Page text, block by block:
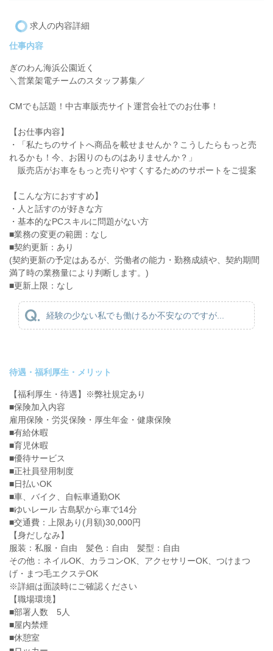
求人の内容詳細
仕事内容
ぎのわん海浜公園近く
＼営業架電チームのスタッフ募集／
CMでも話題！中古車販売サイト運営会社でのお仕事！
【お仕事内容】
・「私たちのサイトへ商品を載せませんか？こうしたらもっと売
れるかも！今、お困りのものはありませんか？」
販売店がお車をもっと売りやすくするためのサポートをご提案
【こんな方におすすめ】
・人と話すのが好きな方
・基本的なPCスキルに問題がない方
■業務の変更の範囲：なし
■契約更新：あり
(契約更新の予定はあるが、労働者の能力・勤務成績や、契約期間
満了時の業務量により判断します。)
■更新上限：なし
経験の少ない私でも働けるか不安なのですが...
待遇・福利厚生・メリット
【福利厚生・待遇】※弊社規定あり
■保険加入内容
雇用保険・労災保険・厚生年金・健康保険
■有給休暇
■育児休暇
■優待サービス
■正社員登用制度
■日払いOK
■車、バイク、自転車通勤OK
■ゆいレール 古島駅から車で14分
■交通費：上限あり(月額)30,000円
【身だしなみ】
服装：私服・自由 髪色：自由 髪型：自由
その他：ネイルOK、カラコンOK、アクセサリーOK、つけまつ
げ・まつ毛エクステOK
※詳細は面談時にご確認ください
【職場環境】
■部署人数 5人
■屋内禁煙
■休憩室